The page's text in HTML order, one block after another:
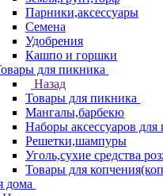
Парники,аксессуары
Семена
Удобрения
Кашпо и горшки
для пикника
Назад
Товары для пикника
Мангалы,барбекю
Наборы аксессуаров для
Решетки,шампуры
Уголь,сухие средства
Товары для
дома